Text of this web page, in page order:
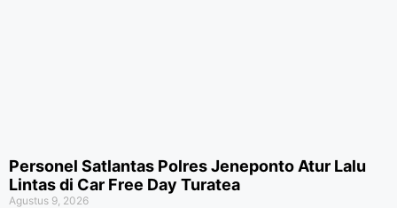
Personel Satlantas Polres Jeneponto Atur Lalu
Lintas di Car Free Day Turatea
Agustus 9, 2026